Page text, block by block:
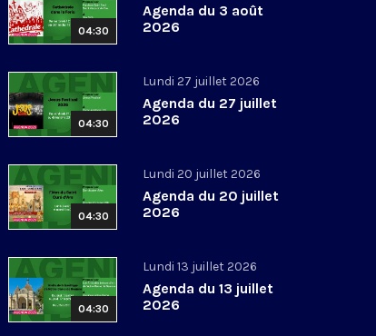
04:30
Agenda du 3 août
2026
04:30
Lundi 27 juillet 2026
Agenda du 27 juillet
2026
04:30
Lundi 20 juillet 2026
Agenda du 20 juillet
2026
04:30
Lundi 13 juillet 2026
Agenda du 13 juillet
2026